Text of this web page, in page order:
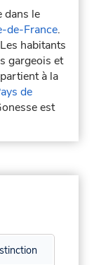
dans le
de-France.
habitants
gargeois et
à la
de
est